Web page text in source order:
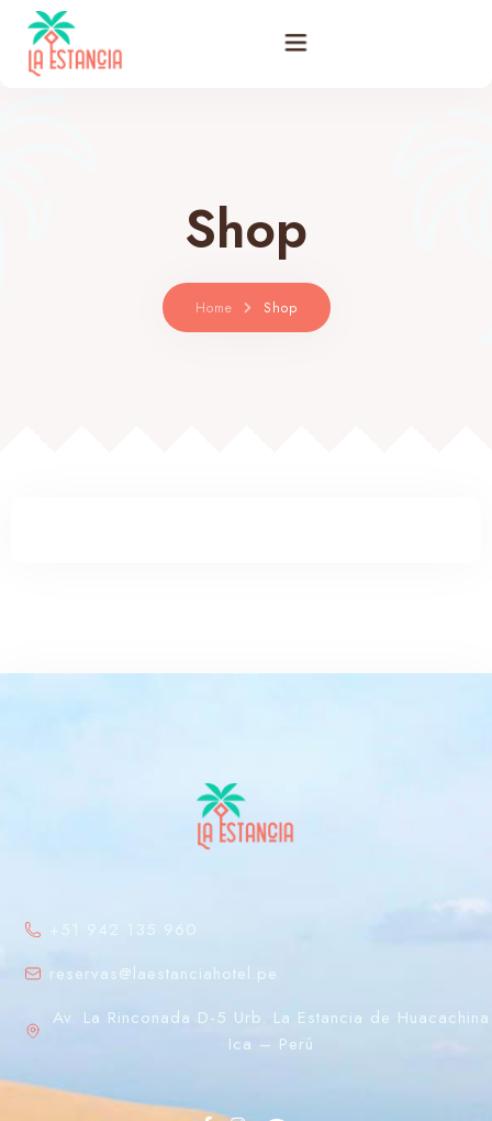
Promociones
Bar Restaurante
Shop
Home Shop
+51 942 135 960
reservas@laestanciahotel.pe
Av. La Rinconada D-5 Urb. La Estancia de Huacachina
Ica – Perú